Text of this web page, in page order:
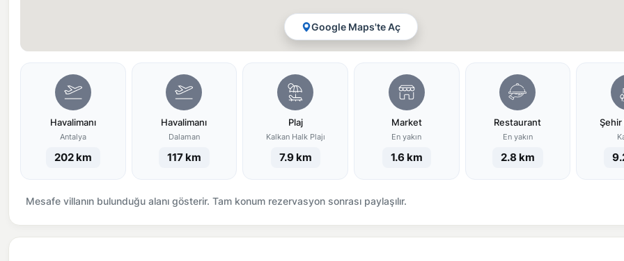
Google Maps'te Aç
Havalimanı
Antalya
202 km
Havalimanı
Dalaman
117 km
Plaj
Kalkan Halk Plajı
7.9 km
Market
En yakın
1.6 km
Restaurant
En yakın
2.8 km
Mesafe villanın bulunduğu alanı gösterir. Tam konum rezervasyon sonrası paylaşılır.